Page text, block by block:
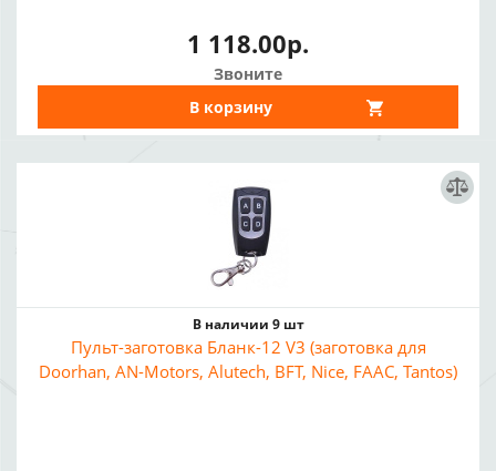
1 118.00р.
Звоните
В корзину
В наличии 9 шт
Пульт-заготовка Бланк-12 V3 (заготовка для
Doorhan, AN-Motors, Alutech, BFT, Nice, FAAC, Tantos)